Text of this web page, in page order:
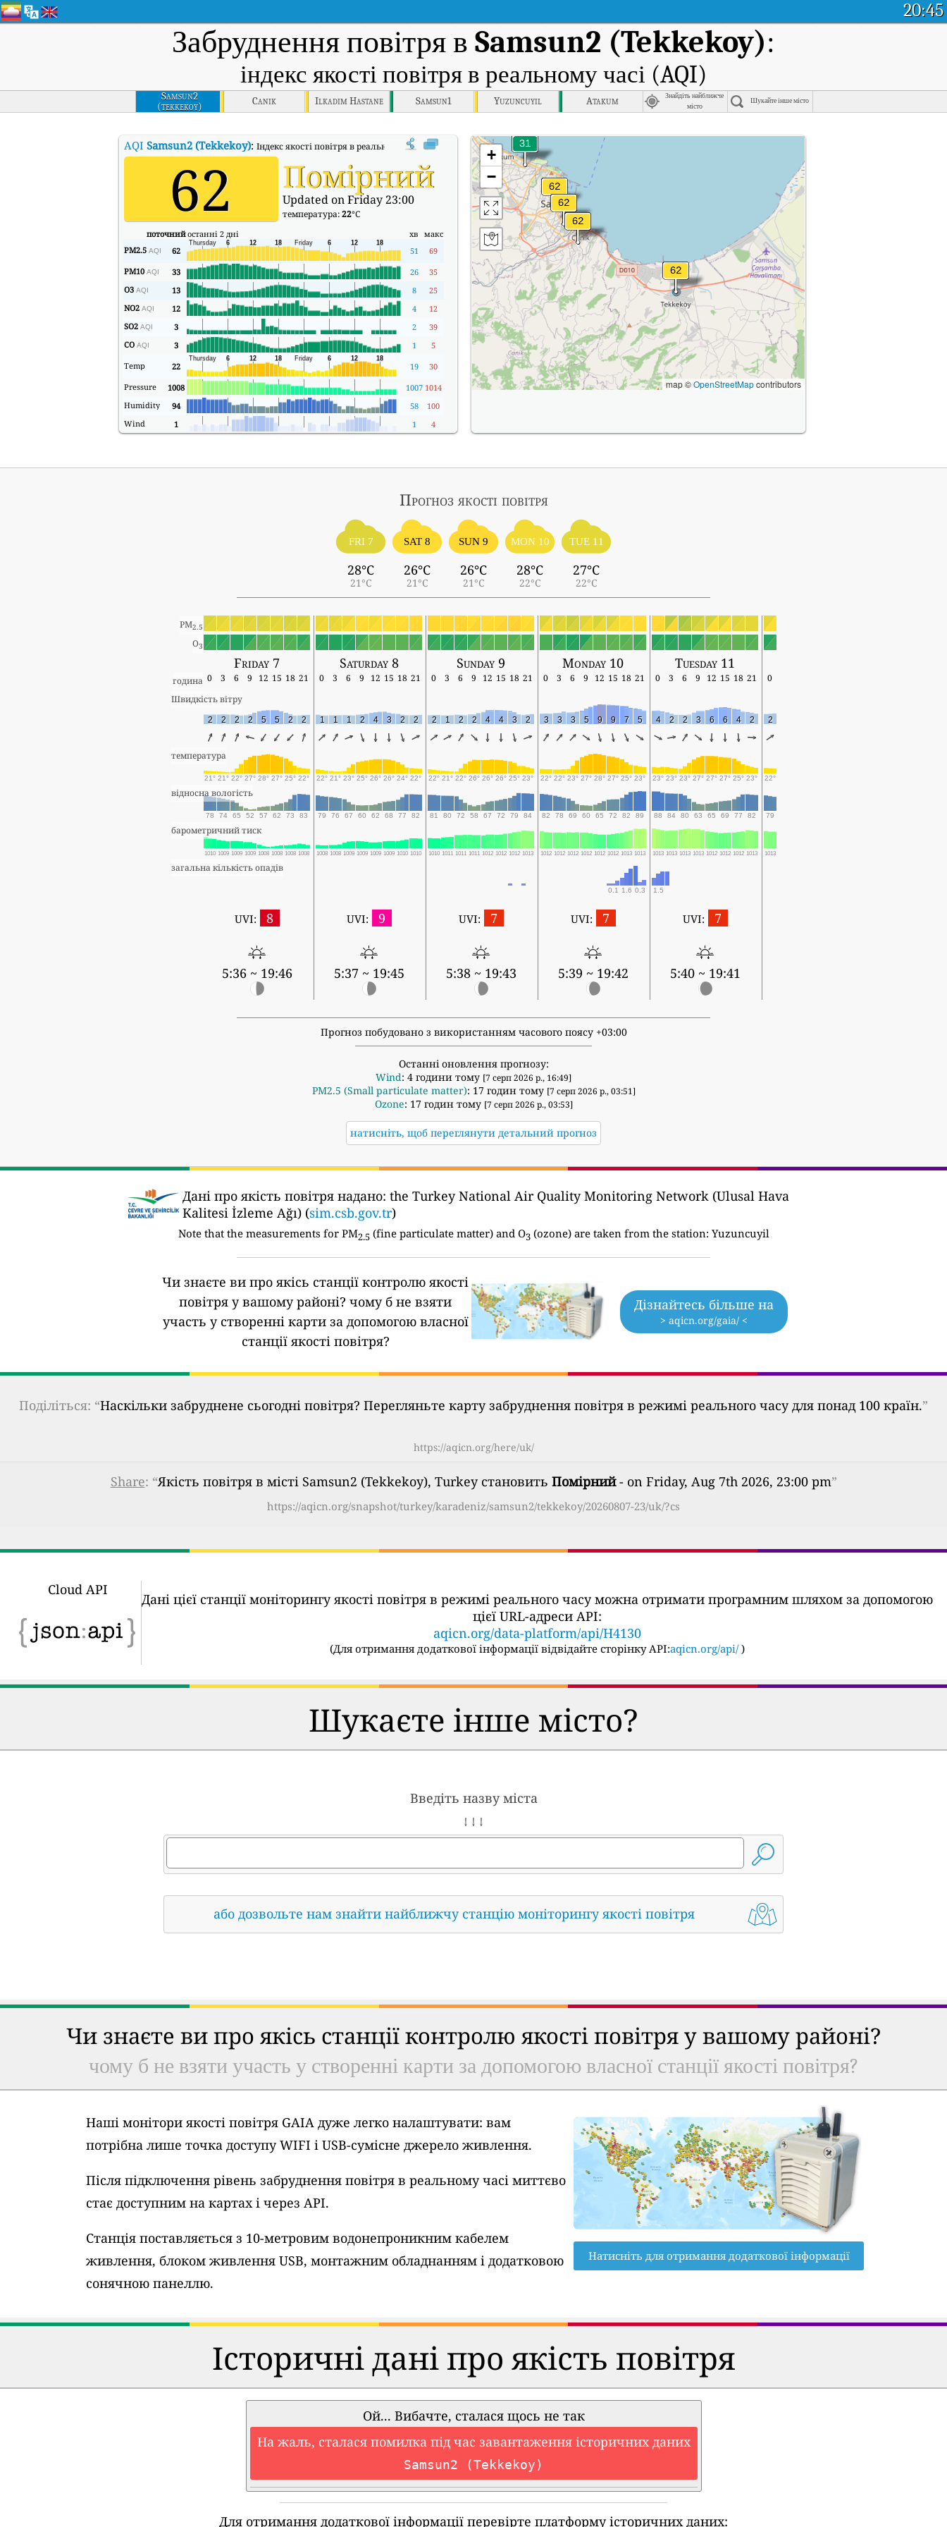
20:45
Забруднення повітря в Samsun2 (Tekkekoy):
індекс якості повітря в реальному часі (AQI)
Samsun2
(tekkekoy)
Canik Ilkadim Hastane Samsun1 Yuzuncuyil Atakum
Знайдіть найближче
місто
Шукайте інше місто
AQI Samsun2 (Tekkekoy): Індекс якості повітря в реальному часі (AQI) Samsun2 (Tekkekoy).
62 Помірний
Updated on Friday 23:00
температура:22°C
поточнийостанні 2 дні хв макс
PM2.5 AQI 62 51
69
PM10 AQI 33 26
35
O3 AQI 13 8
25
NO2 AQI 12 4
12
SO2 AQI 3 2
39
CO AQI 3 1
5
Temp
22 19
30
Pressure
1008 1007 1014
Humidity
94 58
100
Wind
1 1 4
+
−
map ©OpenStreetMapcontributors
Прогноз якості повітря
FRI 7
28°C
21°C
SAT 8
26°C
21°C
SUN 9
26°C
21°C
MON 10
28°C
22°C
TUE 11
27°C
22°C
PM2.5
O3
Friday 7 Saturday 8 Sunday 9 Monday 10 Tuesday 11
година 0 3 6 9 12 15 18 21 0 3 6 9 12 15 18 21 0 3 6 9 12 15 18 21 0 3 6 9 12 15 18 21 0 3 6 9 12 15 18 21
0
Швидкість вітру
2 2 2 2 5 5 2 2 1 1 1 2 4 3 2 2 2 1 2 2 4 4 3 2 3 3 3 5 9 9 7 5 4 2 2 3 6 6 4 2 2
температура
21° 21° 22° 27° 28° 27° 25° 22° 22° 21° 23° 25° 26° 26° 24° 22° 22° 21° 22° 26° 26° 26° 25° 23° 22° 22° 23° 27° 28° 27° 25° 23° 23° 23° 23° 27° 27° 27° 25° 23° 22°
відносна вологість
78 74 65 52 57 62 73 83 79 76 67 60 62 68 77 82 81 80 72 58 67 72 79 84 82 78 69 60 65 72 82 89 88 84 80 63 65 69 77 82 79
барометричний тиск
1010 1009 1009 1009 1008 1008 1008 1008 1008 1008 1009 1009 1009 1009 1010 1010 1010 1011 1011 1011 1012 1012 1012 1013 1012 1012 1012 1012 1012 1012 1013 1013 1013 1013 1013 1013 1012 1012 1012 1013 1013
загальна кількість опадів
0.1 1.6 0.3 1.5
UVI: 8
5:36 ~ 19:46
UVI: 9
5:37 ~ 19:45
UVI: 7
5:38 ~ 19:43
UVI: 7
5:39 ~ 19:42
UVI: 7
5:40 ~ 19:41
Прогноз побудовано з використанням часового поясу +03:00
Останні оновлення прогнозу:
Wind: 4 години тому [7 серп 2026 р., 16:49]
PM2.5 (Small particulate matter): 17 годин тому [7 серп 2026 р., 03:51]
Ozone: 17 годин тому [7 серп 2026 р., 03:53]
натисніть, щоб переглянути детальний прогноз
Дані про якість повітря надано: the Turkey National Air Quality Monitoring Network (Ulusal Hava
Kalitesi İzleme Ağı) (sim.csb.gov.tr)
Note that the measurements for PM2.5 (fine particulate matter) and O3(ozone) are taken from the station: Yuzuncuyil
Чи знаєте ви про якісь станції контролю якості
повітря у вашому районі? чому б не взяти
участь у створенні карти за допомогою власної
станції якості повітря?
Дізнайтесь більше на
> aqicn.org/gaia/ <
Поділіться: “Наскільки забруднене сьогодні повітря? Перегляньте карту забруднення повітря в режимі реального часу для понад 100 країн.”
https://aqicn.org/here/uk/
Share: “Якість повітря в місті Samsun2 (Tekkekoy), Turkey становить Помірний- on Friday, Aug 7th 2026, 23:00 pm”
https://aqicn.org/snapshot/turkey/karadeniz/samsun2/tekkekoy/20260807-23/uk/?cs
Cloud API
Дані цієї станції моніторингу якості повітря в режимі реального часу можна отримати програмним шляхом за допомогою
цієї URL-адреси API:
aqicn.org/data-platform/api/H4130
(Для отримання додаткової інформації відвідайте сторінку API:aqicn.org/api/ )
Шукаєте інше місто?
Введіть назву міста
↓ ↓ ↓
або дозвольте нам знайти найближчу станцію моніторингу якості повітря
Чи знаєте ви про якісь станції контролю якості повітря у вашому районі?
чому б не взяти участь у створенні карти за допомогою власної станції якості повітря?
Наші монітори якості повітря GAIA дуже легко налаштувати: вам
потрібна лише точка доступу WIFI і USB-сумісне джерело живлення.
Після підключення рівень забруднення повітря в реальному часі миттєво
стає доступним на картах і через API.
Станція поставляється з 10-метровим водонепроникним кабелем
живлення, блоком живлення USB, монтажним обладнанням і додатковою
сонячною панеллю.
Натисніть для отримання додаткової інформації
Історичні дані про якість повітря
Ой... Вибачте, сталася щось не так
На жаль, сталася помилка під час завантаження історичних даних
Samsun2 (Tekkekoy)
Для отримання додаткової інформації перевірте платформу історичних даних: